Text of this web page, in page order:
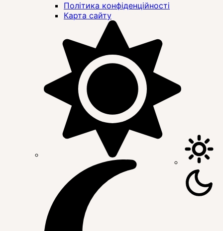
Політика конфіденційності
Карта сайту